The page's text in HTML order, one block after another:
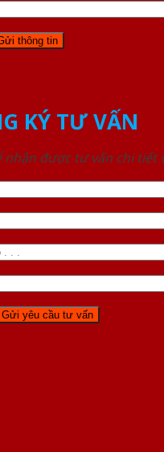
KÝ TƯ VẤN
nhận được tư vấn chi tiết